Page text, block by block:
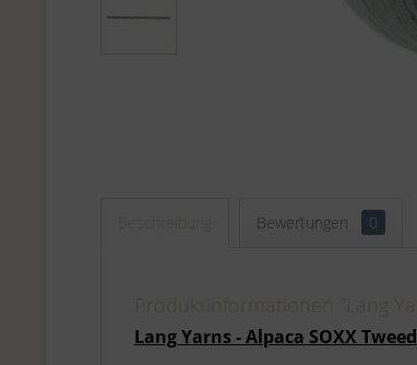
Bewertungen 0
Lang Yarns - Alpaca SOXX Tweed